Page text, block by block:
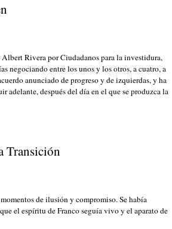
Albert Rivera por Ciudadanos para la investidura,
negociando entre los unos y los otros, a cuatro, a
anunciado de progreso y de izquierdas, y ha
adelante, después del día en el que se produzca la
Transición
de ilusión y compromiso. Se había
el espíritu de Franco seguía vivo y el aparato de